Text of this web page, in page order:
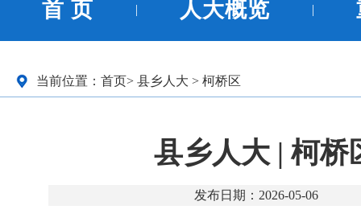
首 页 | 人大概览 |
当前位置： 首页> 县乡人大 > 柯桥区
县乡人大 | 柯
发布日期：2026-05-06